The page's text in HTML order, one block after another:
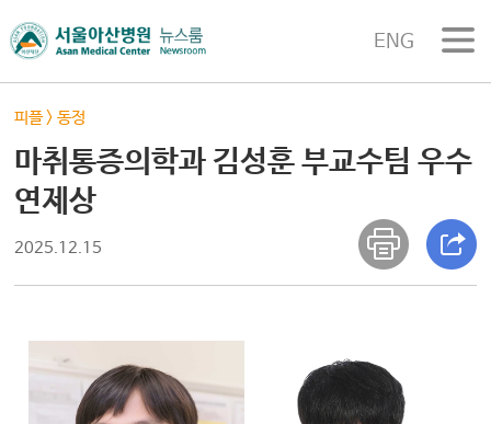
ENG
피플>동정
마취통증의학과 김성훈 부교수팀 우수
연제상
2025.12.15